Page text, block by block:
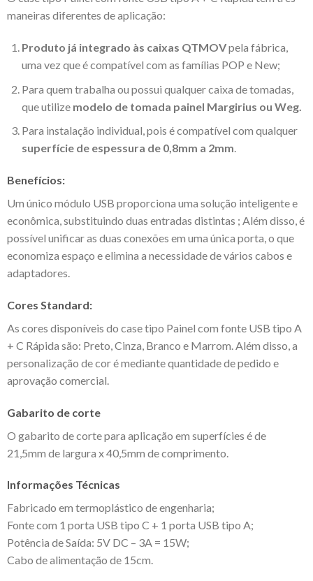
maneiras diferentes de aplicação:
Produto já integrado às caixas QTMOVpela fábrica,
uma vez que é compatível com as famílias POP e New;
Para quem trabalha ou possui qualquer caixa de tomadas,
que utilize modelo de tomada painel Margirius ou Weg.
Para instalação individual, pois é compatível com qualquer
superfície de espessura de 0,8mm a 2mm.
Benefícios:
Um único módulo USB proporciona uma solução inteligente e
econômica, substituindo duas entradas distintas ; Além disso, é
possível unificar as duas conexões em uma única porta, o que
economiza espaço e elimina a necessidade de vários cabos e
adaptadores.
Cores Standard:
As cores disponíveis do case tipo Painel com fonte USB tipo A
+ C Rápida são: Preto, Cinza, Branco e Marrom. Além disso, a
personalização de cor é mediante quantidade de pedido e
aprovação comercial.
Gabarito de corte
O gabarito de corte para aplicação em superfícies é de
21,5mm de largura x 40,5mm de comprimento.
Informações Técnicas
Fabricado em termoplástico de engenharia;
Fonte com 1 porta USB tipo C + 1 porta USB tipo A;
Potência de Saída: 5V DC – 3A = 15W;
Cabo de alimentação de 15cm.